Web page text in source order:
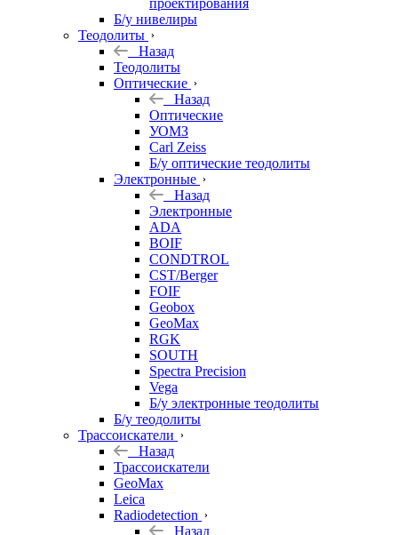
проектирования
Б/у нивелиры
Теодолиты
Назад
Теодолиты
Оптические
Назад
Оптические
УОМЗ
Carl Zeiss
Б/у оптические теодолиты
Электронные
Назад
Электронные
ADA
BOIF
CONDTROL
CST/Berger
FOIF
Geobox
GeoMax
RGK
SOUTH
Spectra Precision
Vega
Б/у электронные теодолиты
Б/у теодолиты
Трассоискатели
Назад
Трассоискатели
GeoMax
Leica
Radiodetection
Назад